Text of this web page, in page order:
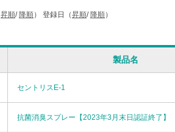
昇順/ 降順） 登録日（昇順/ 降順）
製品名
セントリスE-1
抗菌消臭スプレー【2023年3月末日認証終了】